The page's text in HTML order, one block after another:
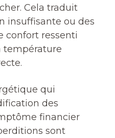
Cela traduit
insuffisante ou des
confort ressenti
température
qui
des
financier
sont